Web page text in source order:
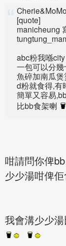
[quote]
manicheung
abc粉我喺
一包可以分
魚碎加南瓜
d粉就食得,有
簡單又容易
比bb食架喇
咁請問你俾
少少湯咁俾
我會溝少少